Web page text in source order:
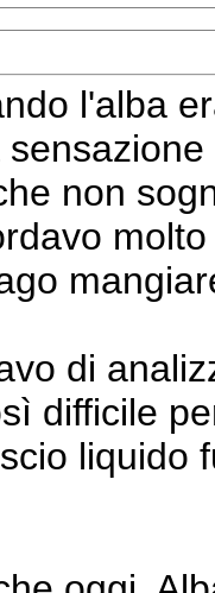
l'alba
non
di
difficile
liquido